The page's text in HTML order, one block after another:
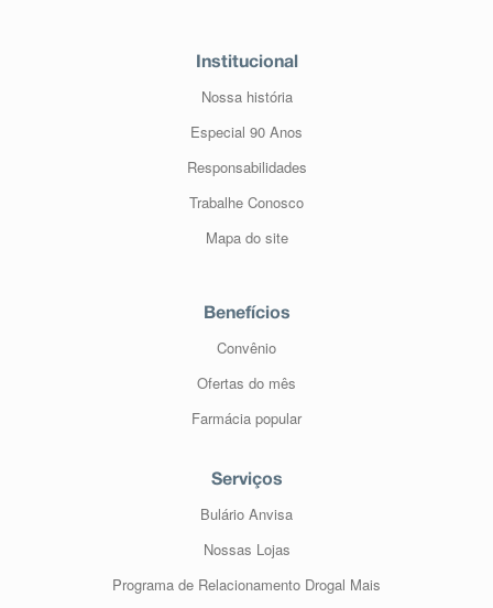
Institucional
Nossa história
Especial 90 Anos
Responsabilidades
Trabalhe Conosco
Mapa do site
Benefícios
Convênio
Ofertas do mês
Farmácia popular
Serviços
Bulário Anvisa
Nossas Lojas
Programa de Relacionamento Drogal Mais